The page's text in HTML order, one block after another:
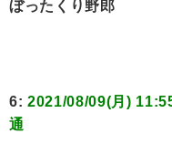
ぼったくり野郎
6: 2021/08/09(月)
通